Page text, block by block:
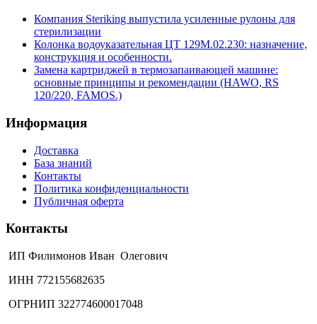
Компания Steriking выпустила усиленные рулоны для
стерилизации
Колонка водоуказательная ЦТ 129М.02.230: назначение,
конструкция и особенности.
Замена картриджей в термозапаивающей машине:
основные принципы и рекомендации (HAWO, RS
120/220, FAMOS.)
Информация
Доставка
База знаний
Контакты
Политика конфиденциальности
Публичная оферта
Контакты
ИП Филимонов Иван Олегович
ИНН 772155682635
ОГРНИП 322774600017048